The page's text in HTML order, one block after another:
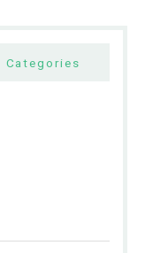
Categories